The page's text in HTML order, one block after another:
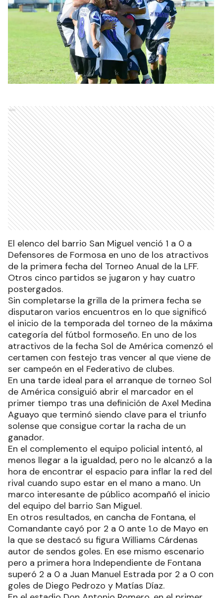
Ads
El elenco del barrio San Miguel venció 1 a 0 a
Defensores de Formosa en uno de los atractivos
de la primera fecha del Torneo Anual de la LFF.
Otros cinco partidos se jugaron y hay cuatro
postergados.
Sin completarse la grilla de la primera fecha se
disputaron varios encuentros en lo que significó
el inicio de la temporada del torneo de la máxima
categoría del fútbol formoseño. En uno de los
atractivos de la fecha Sol de América comenzó el
certamen con festejo tras vencer al que viene de
ser campeón en el Federativo de clubes.
En una tarde ideal para el arranque de torneo Sol
de América consiguió abrir el marcador en el
primer tiempo tras una definición de Axel Medina
Aguayo que terminó siendo clave para el triunfo
solense que consigue cortar la racha de un
ganador.
En el complemento el equipo policial intentó, al
menos llegar a la igualdad, pero no le alcanzó a la
hora de encontrar el espacio para inflar la red del
rival cuando supo estar en el mano a mano. Un
marco interesante de público acompañó el inicio
del equipo del barrio San Miguel.
En otros resultados, en cancha de Fontana, el
Comandante cayó por 2 a 0 ante 1.o de Mayo en
la que se destacó su figura Williams Cárdenas
autor de sendos goles. En ese mismo escenario
pero a primera hora Independiente de Fontana
superó 2 a 0 a Juan Manuel Estrada por 2 a 0 con
goles de Diego Pedrozo y Matías Díaz.